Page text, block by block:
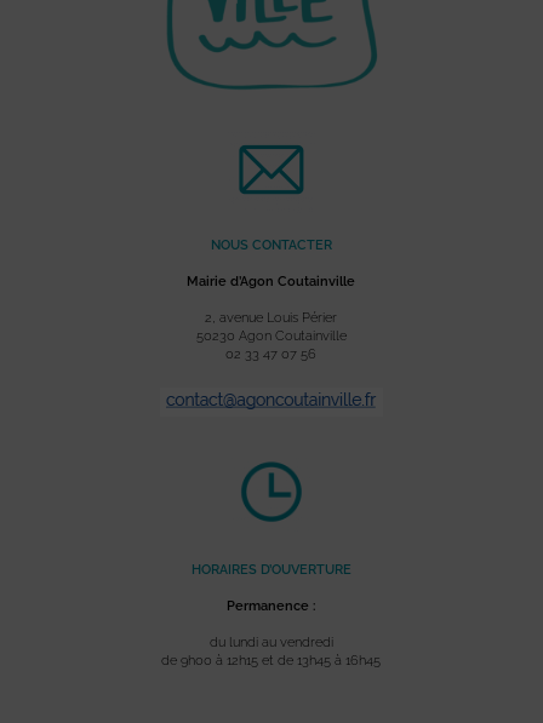
NOUS CONTACTER
Mairie d’Agon Coutainville
2, avenue Louis Périer
50230 Agon Coutainville
02 33 47 07 56
HORAIRES D’OUVERTURE
Permanence :
du lundi au vendredi
de 9h00 à 12h15 et de 13h45 à 16h45